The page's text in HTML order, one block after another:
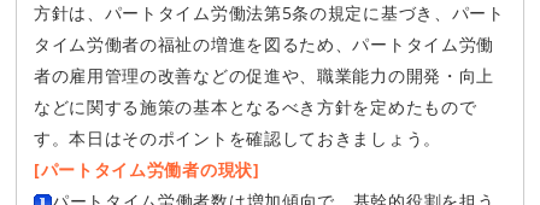
方針は、パートタイム労働法第5条の規定に基づき、パート
タイム労働者の福祉の増進を図るため、パートタイム労働
者の雇用管理の改善などの促進や、職業能力の開発・向上
などに関する施策の基本となるべき方針を定めたもので
す。本日はそのポイントを確認しておきましょう。
[パートタイム労働者の現状]